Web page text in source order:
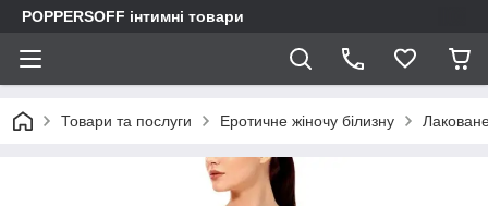
POPPERSOFF інтимні товари
Товари та послуги Еротичне жіночу білизну